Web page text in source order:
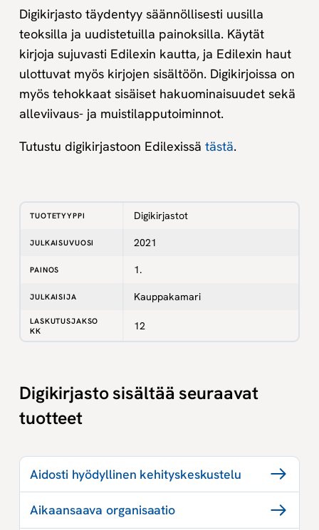
Digikirjasto täydentyy säännöllisesti uusilla
teoksilla ja uudistetuilla painoksilla. Käytät
kirjoja sujuvasti Edilexin kautta, ja Edilexin haut
ulottuvat myös kirjojen sisältöön. Digikirjoissa on
myös tehokkaat sisäiset hakuominaisuudet sekä
alleviivaus- ja muistilapputoiminnot.
Tutustu digikirjastoon Edilexissä tästä.
TUOTETYYPPI Digikirjastot
JULKAISUVUOSI 2021
PAINOS 1.
JULKAISIJA Kauppakamari
LASKUTUSJAKSO
KK
12
Digikirjasto sisältää seuraavat
tuotteet
Aidosti hyödyllinen kehityskeskustelu
Aikaansaava organisaatio